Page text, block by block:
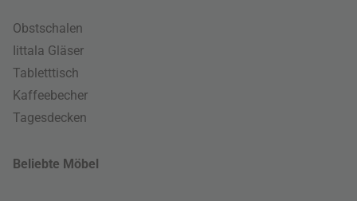
Obstschalen
Iittala Gläser
Tabletttisch
Kaffeebecher
Tagesdecken
Beliebte Möbel